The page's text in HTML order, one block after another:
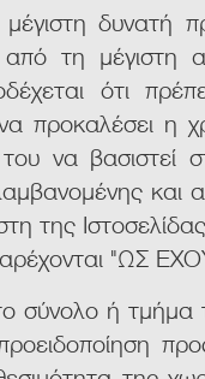
δυνατή
τη μέγιστη
ότι
προκαλέσει η
να βασιστεί
και
της
"ΩΣ
σύνολο ή τμήμα